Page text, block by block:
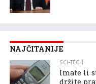
NAJČITANIJE
SCI-TECH
Imate li
držite